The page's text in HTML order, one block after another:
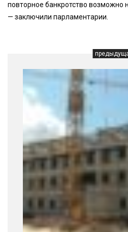
повторное банкротство возможно
— заключили парламентарии.